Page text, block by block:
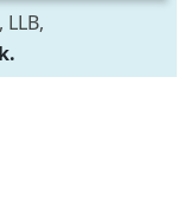
LLB,